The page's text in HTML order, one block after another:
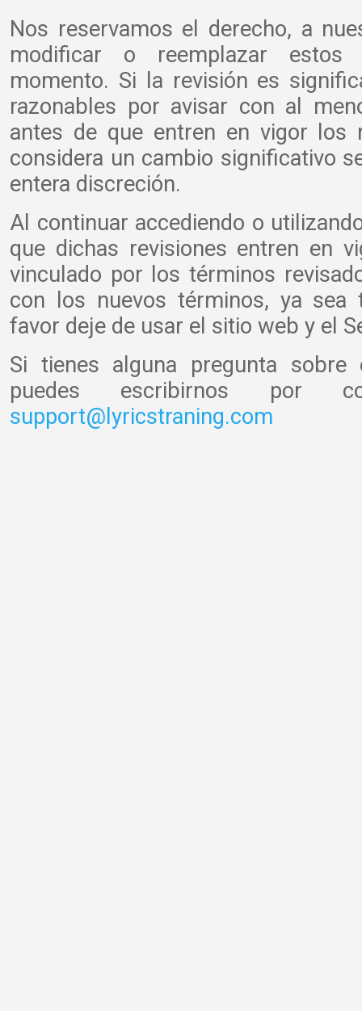
Nos reservamos el derecho, a
modificar o reemplazar estos
momento. Si la revisión es
razonables por avisar con al
antes de que entren en vigor los
considera un cambio significativo
entera discreción.
Al continuar accediendo o
que dichas revisiones entren en
vinculado por los términos
con los nuevos términos, ya sea
favor deje de usar el sitio web y el
Si tienes alguna pregunta sobre
puedes escribirnos por
support@lyricstraning.com